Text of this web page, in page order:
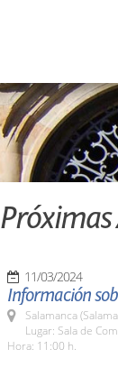
11/03/2024
Información
Salamanca
Lugar: Sala de
Hora: 11:00 h.